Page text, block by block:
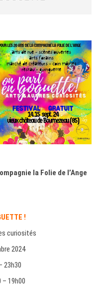
la Folie de l’Ange
!
curiosités
2024
23h30
– 19h00